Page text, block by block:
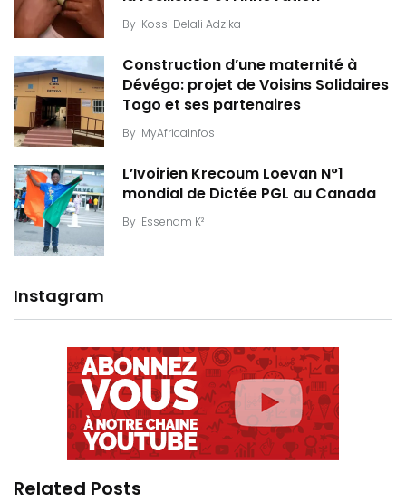
By Kossi Delali Adzika
Construction d’une maternité à
Dévégo: projet de Voisins Solidaires
Togo et ses partenaires
By MyAfricaInfos
L’Ivoirien Krecoum Loevan N°1
mondial de Dictée PGL au Canada
By Essenam K²
Instagram
Related Posts